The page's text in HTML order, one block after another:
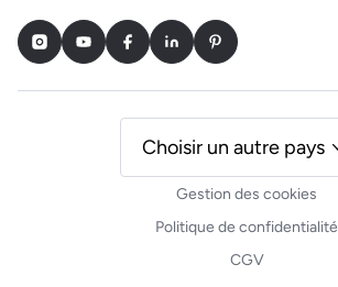
Fermé actuellement
COTE NOUVELLES ENERGIES
InstagramYoutubeFacebookLinkedInPinterest
Gestion des cookies
Politique de confidentialité
CGV
Choisir un autre pays